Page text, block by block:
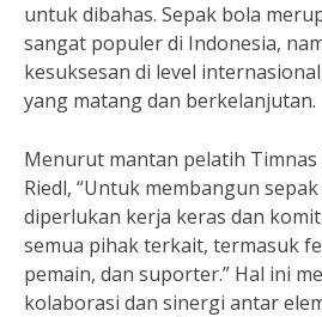
untuk dibahas. Sepak bola
sangat populer di Indonesia,
kesuksesan di level
yang matang dan berkelanjutan.
Menurut mantan pelatih Timnas
Riedl, “Untuk membangun
diperlukan kerja keras dan
semua pihak terkait, termasuk
pemain, dan suporter.” Hal ini
kolaborasi dan sinergi antar